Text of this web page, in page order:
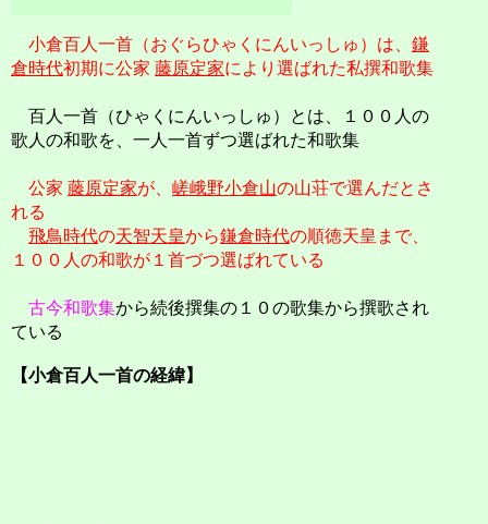
小倉百人一首（おぐらひゃくにんいっしゅ）は、 鎌
倉時代初期に公家 藤原定家により選ばれた私撰和歌集
百人一首（ひゃくにんいっしゅ）とは、１００人の
歌人の和歌を、一人一首ずつ選ばれた和歌集
公家 藤原定家が、 嵯峨野小倉山の山荘で選んだとさ
れる
飛鳥時代の天智天皇から鎌倉時代の順徳天皇まで、
１００人の和歌が１首づつ選ばれている
古今和歌集から続後撰集の１０の歌集から撰歌され
ている
【小倉百人一首の経緯】